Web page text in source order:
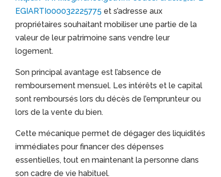
EGIARTI000032225775 et s’adresse aux
propriétaires souhaitant mobiliser une partie de la
valeur de leur patrimoine sans vendre leur
logement.
Son principal avantage est l’absence de
remboursement mensuel. Les intérêts et le capital
sont remboursés lors du décès de l’emprunteur ou
lors de la vente du bien.
Cette mécanique permet de dégager des liquidités
immédiates pour financer des dépenses
essentielles, tout en maintenant la personne dans
son cadre de vie habituel.